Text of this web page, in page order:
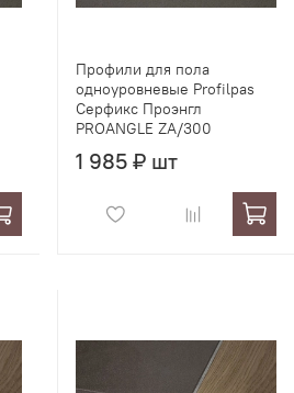
Профили для пола
одноуровневые Profilpas
Серфикс Проэнгл
PROANGLE ZA/300
1 985 ₽ шт